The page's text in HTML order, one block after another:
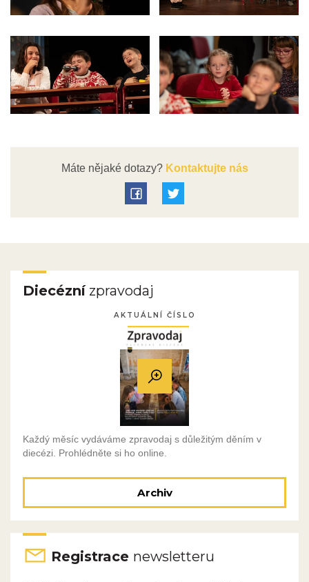
Máte nějaké dotazy?Kontaktujte nás
Diecéznízpravodaj
AKTUÁLNÍ ČÍSLO
Každý měsíc vydáváme zpravodaj s důležitým děním v
diecézi. Prohlédněte si ho online.
Archiv
Registrace newsletteru